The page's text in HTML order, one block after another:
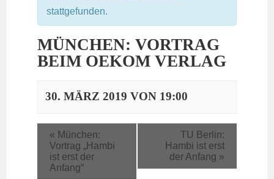
stattgefunden.
MÜNCHEN: VORTRAG
BEIM OEKOM VERLAG
30. MÄRZ 2019 VON 19:00
« München:
Vortrag „Hambi
ist erst der
Anfang“
TU Berlin:
Hambi ist erst
der Anfang »